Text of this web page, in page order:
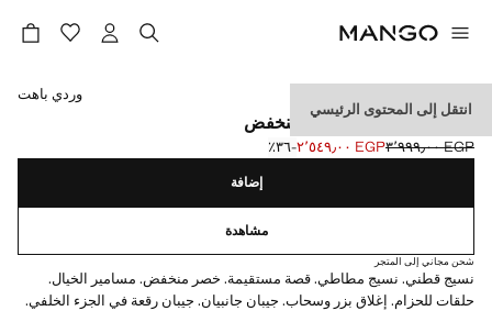
انتقل إلى المحتوى الرئيسي
بنطال جينز مرصع بخصر منخفض
السعر الأول محذوف [EGP ٣٬٩٩٩٫٠٠ ]
EGP ٣٬٩٩٩٫٠٠
السعر الحالي [EGP ٢٬٥٤٩٫٠٠ ] EGP ٢٬٥٤٩٫٠٠ ؜-٣٦٪؜
حدد اللون
وردي باهت
إضافة
مشاهدة
شحن مجاني إلى المتجر
نسيج قطني. نسيج مطاطي. قصة مستقيمة. خصر منخفض. مسامير الخيال.
حلقات للحزام. إغلاق بزر وسحاب. جيبان جانبيان. جيبان رقعة في الجزء الخلفي.